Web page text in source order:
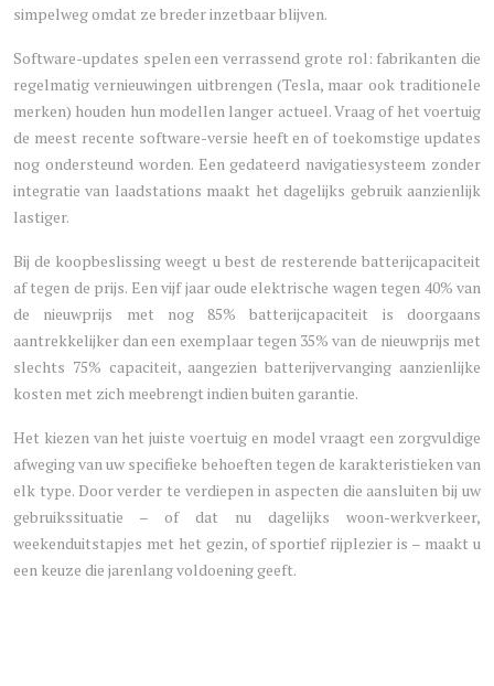
simpelweg omdat ze breder inzetbaar blijven.
Software-updates spelen een verrassend grote rol: fabrikanten die
regelmatig vernieuwingen uitbrengen (Tesla, maar ook traditionele
merken) houden hun modellen langer actueel. Vraag of het voertuig
de meest recente software-versie heeft en of toekomstige updates
nog ondersteund worden. Een gedateerd navigatiesysteem zonder
integratie van laadstations maakt het dagelijks gebruik aanzienlijk
lastiger.
Bij de koopbeslissing weegt u best de resterende batterijcapaciteit
af tegen de prijs. Een vijf jaar oude elektrische wagen tegen 40% van
de nieuwprijs met nog 85% batterijcapaciteit is doorgaans
aantrekkelijker dan een exemplaar tegen 35% van de nieuwprijs met
slechts 75% capaciteit, aangezien batterijvervanging aanzienlijke
kosten met zich meebrengt indien buiten garantie.
Het kiezen van het juiste voertuig en model vraagt een zorgvuldige
afweging van uw specifieke behoeften tegen de karakteristieken van
elk type. Door verder te verdiepen in aspecten die aansluiten bij uw
gebruikssituatie – of dat nu dagelijks woon-werkverkeer,
weekenduitstapjes met het gezin, of sportief rijplezier is – maakt u
een keuze die jarenlang voldoening geeft.